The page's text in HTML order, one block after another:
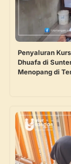
Penyaluran
Dhuafa di
Menopang di